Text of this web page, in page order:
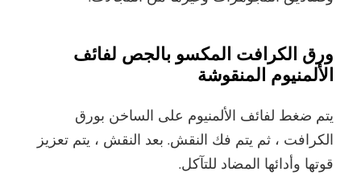
ورق الكرافت المكسو بالجص لفائف
الألمنيوم المنقوشة
يتم ضغط لفائف الألمنيوم على الساخن بورق
الكرافت ، ثم يتم فك النقش. بعد النقش ، يتم تعزيز
قوتها وأدائها المضاد للتآكل.